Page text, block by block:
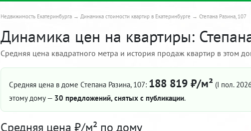
Недвижимость Екатеринбурга Динамика стоимости квартир в Екатеринбурге Степана Разина, 107
Динамика цен на квартиры:
Средняя цена квадратного метра и история продаж квартир в этом
Средняя цена в доме Степана Разина, 107: 188 819 ₽/м² (I пол.
этому дому — 30 предложений, снятых с публикации.
Средняя цена ₽/м² по дому